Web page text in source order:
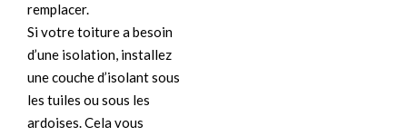
remplacer.
Si votre toiture a besoin
d’une isolation, installez
une couche d’isolant sous
les tuiles ou sous les
ardoises. Cela vous